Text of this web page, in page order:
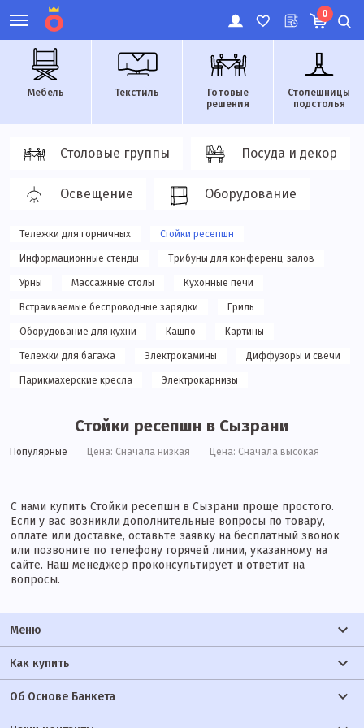
0
Мебель Текстиль
Готовые
решения
Столешницы
подстолья
Столовые группы Посуда и декор
Освещение Оборудование
Тележки для горничных Стойки ресепшн
Информационные стенды Трибуны для конференц-залов
Урны Массажные столы Кухонные печи
Встраиваемые беспроводные зарядки Гриль
Оборудование для кухни Кашпо Картины
Тележки для багажа Электрокамины Диффузоры и свечи
Парикмахерские кресла Электрокарнизы
Стойки ресепшн в Сызрани
Популярные Цена: Сначала низкая Цена: Сначала высокая
С нами купить Стойки ресепшн в Сызрани проще простого.
Если у вас возникли дополнительные вопросы по товару,
оплате или доставке, оставьте заявку на бесплатный звонок
или позвоните по телефону горячей линии, указанному на
сайте. Наш менеджер проконсультирует и ответит на
вопросы.
Меню
Как купить
Об Основе Банкета